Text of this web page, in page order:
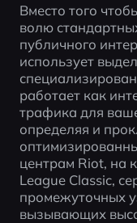
Вместо того
волю
публичного
использует
работает как
трафика для
определяя и
центрам Riot, на
League Classic,
промежуточных
вызывающих